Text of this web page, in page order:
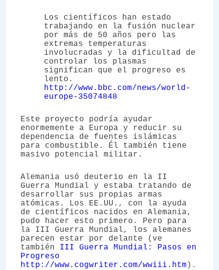
Los científicos han estado
trabajando en la fusión nuclear
por más de 50 años pero las
extremas temperaturas
involucradas y la dificultad de
controlar los plasmas
significan que el progreso es
lento.
http://www.bbc.com/news/world-
europe-35074848
Este proyecto podría ayudar
enormemente a Europa y reducir su
dependencia de fuentes islámicas
para combustible. Él también tiene
masivo potencial militar.
Alemania usó deuterio en la II
Guerra Mundial y estaba tratando de
desarrollar sus propias armas
atómicas. Los EE.UU., con la ayuda
de científicos nacidos en Alemania,
pudo hacer esto primero. Pero para
la III Guerra Mundial, los alemanes
parecen estar por delante (ve
también III Guerra Mundial: Pasos en
Progreso
http://www.cogwriter.com/wwiii.htm ).